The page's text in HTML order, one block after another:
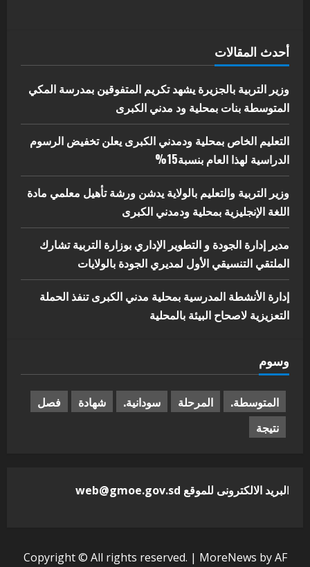
5
البيئة بالمحلية
يوليو 29, 2026
أحدث المقالات
وزير التربية بالجزيرة يشهد تكريم المتفوقين بمدرسة المكي
المتوسطة بنات بمحلية ود مدني الكبرى
التعليم الخاص بمحلية ودمدني الكبرى يعلن تخفيض الرسوم
الدراسية لهذا العام بنسبة15%
وزير التربية والتعليم بالولاية يدشن ورشة تأهيل معلمي مادة
اللغة الإنجليزية بمحلية ودمدني الكبرى
مدير إدارة الجودة و التطوير الإداري بوزارة التربية تشارك
الملتقي التنسيقي الأول لمديري الجودة بالولايات
إدارة الأنشطة المدرسية بمحلية مدني الكبرى تنفذ الحملة
التعزيزية لاصحاح البيئة بالمحلية
وسوم
المتوسطة. المرحلة سودانية. شهادة
فصل
نتيجة
البريد الالكترونى للموقع web@gmoe.gov.sd
Copyright © All rights reserved. | MoreNews by AF